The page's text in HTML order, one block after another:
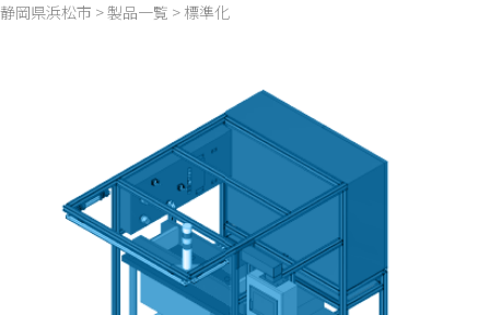
静岡県浜松市 >製品一覧 > 標準化